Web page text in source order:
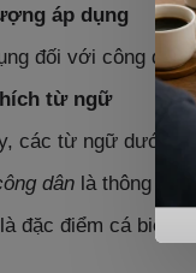
áp dụng
đối với công dân
từ ngữ
các từ ngữ dưới
dân là thông tin
là đặc điểm cá biệt